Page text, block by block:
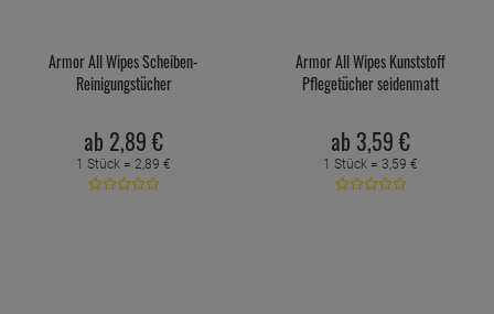
Armor All Wipes Scheiben-
Reinigungstücher
ab 2,89 €
1 Stück = 2,89 €
Armor All Wipes Kunststoff
Pflegetücher seidenmatt
ab 3,59 €
1 Stück = 3,59 €